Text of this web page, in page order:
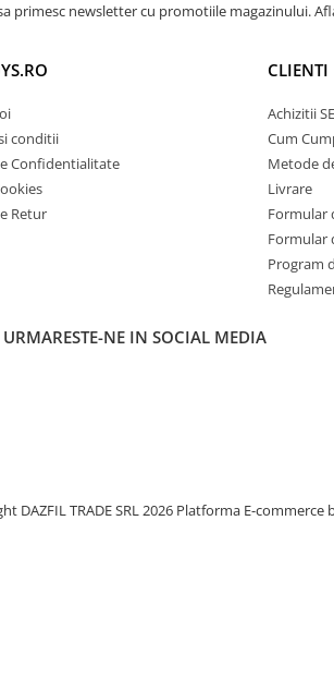
primesc newsletter cu promotiile magazinului.
conditii
Confidentialitate
Retur
CLIENTI
Achizitii
Cum
Metode
Livrare
Formular
Formular
Program
URMARESTE-NE IN SOCIAL MEDIA
DAZFIL TRADE SRL 2026 Platforma E-commerce